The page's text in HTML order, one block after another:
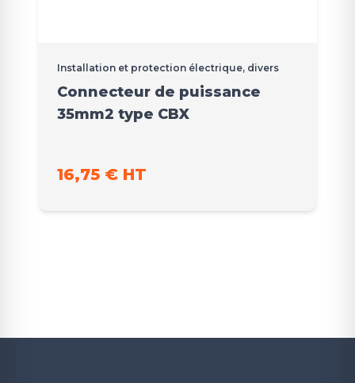
Installation et protection électrique, divers
Connecteur de puissance
35mm2 type CBX
16,75 € HT